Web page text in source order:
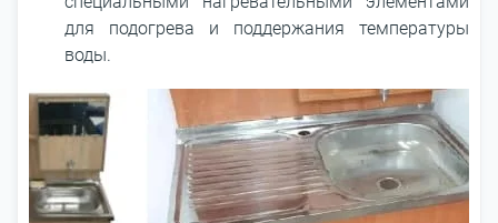
для подогрева и поддержания температуры
воды.